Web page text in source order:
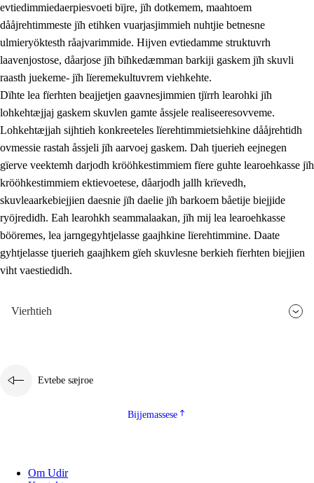
evtiedimmiedaerpiesvoeti bïjre, jïh dotkemem, maahtoem
dååjrehtimmeste jïh etihken vuarjasjimmieh nuhtjie betnesne
ulmieryöktesth råajvarimmide. Hijven evtiedamme struktuvrh
laavenjostose, dåarjose jïh bïhkedæmman barkiji gaskem jïh skuvli
raasth juekeme- jïh lïeremekultuvrem viehkehte.
Dïhte lea fïerhten beajjetjen gaavnesjimmien tjïrrh learohki jïh
lohkehtæjjaj gaskem skuvlen gamte åssjele realiseeresovveme.
Lohkehtæjjah sijhtieh konkreeteles lïerehtimmietsiehkine dååjrehtidh
ovmessie rastah åssjeli jïh aarvoej gaskem. Dah tjuerieh eejnegen
gïerve veektemh darjodh krööhkestimmiem fïere guhte learoehkasse jïh
krööhkestimmiem ektievoetese, dåarjodh jallh krïevedh,
skuvleaarkebiejjien daesnie jïh daelie jïh barkoem båetije biejjide
ryöjredidh. Eah learohkh seammalaakan, jïh mij lea learoehkasse
bööremes, lea jarngegyhtjelasse gaajhkine lïerehtimmine. Daate
gyhtjelasse tjuerieh gaajhkem gïeh skuvlesne berkieh fïerhten biejjien
viht vaestiedidh.
Vierhtieh
Evtebe sæjroe
Bijjemassese
Om Udir